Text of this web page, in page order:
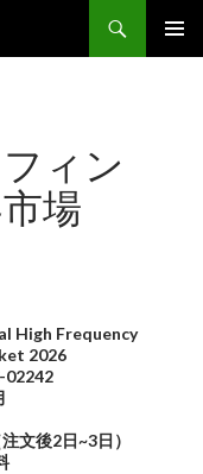
ィン
場
High Frequency
2026
02242
文後2日~3日）